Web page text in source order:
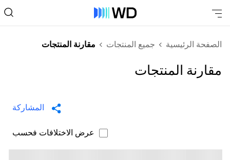
الصفحة الرئيسية جميع المنتجات مقارنة المنتجات
مقارنة المنتجات
المشاركة
عرض الاختلافات فحسب